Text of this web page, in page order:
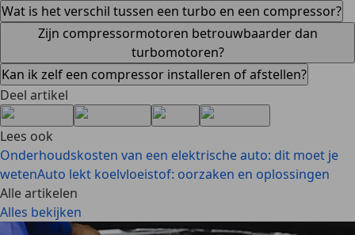
Wat is het verschil tussen een turbo en een compressor?
Zijn compressormotoren betrouwbaarder dan
turbomotoren?
Kan ik zelf een compressor installeren of afstellen?
Deel artikel
Lees ook
Onderhoudskosten van een elektrische auto: dit moet je
wetenAuto lekt koelvloeistof: oorzaken en oplossingen
Alle artikelen
Alles bekijken